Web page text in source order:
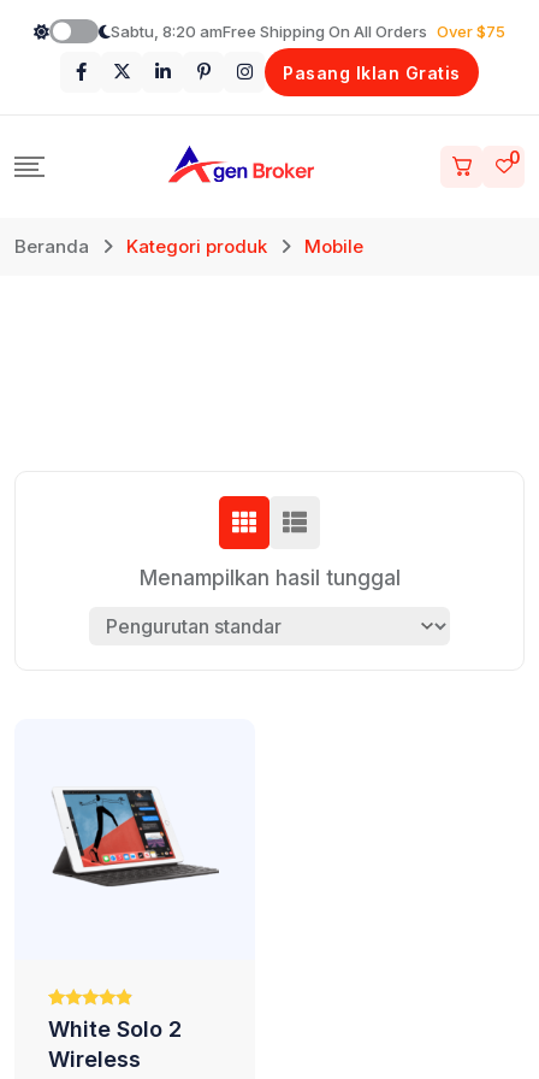
Loncat
Sabtu, 8:20 amFree Shipping On All Orders Over $75
Pasang Iklan Gratis
0
Beranda Kategori produk Mobile
Menampilkan hasil tunggal
Peringkat
4.65
dari 5
berdasark
2White Solo 2
Wireless